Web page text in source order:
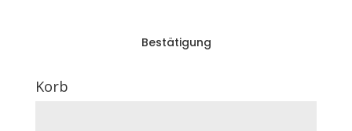
Bestätigung
Korb